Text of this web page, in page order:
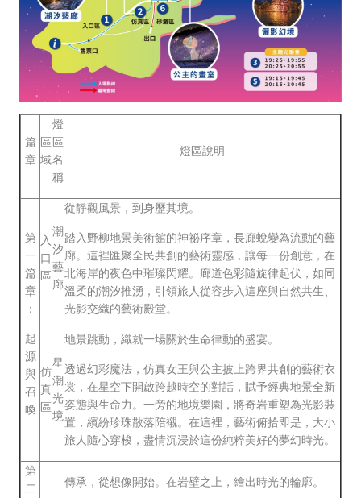
篇
章
區
域
燈
區
名
稱
燈區說明
第
一
篇
章
：
起
源
與
召
喚
入
口
區
潮
汐
藝
廊
從靜觀風景，到身歷其境。
踏入野柳地景美術館的神祕序章，長廊蛻變為流動的藝
廊。這裡匯聚全民共創的藝術靈感，讓每一份創意，在
北海岸的夜色中璀璨閃耀。廊道色彩隨旋律起伏，如同
溫柔的潮汐推湧，引領旅人從容步入這座與自然共生、
光影交織的藝術殿堂。
仿
真
區
星
潮
光
境
地景跳動，織就一場關於生命律動的盛宴。
透過幻彩魔法，仿真女王與公主披上跨界共創的藝術衣
裳，在星空下開啟跨越時空的對話，賦予經典地景全新
姿態與生命力。一旁的地境樂園，將奇岩重塑為光影裝
置，繽紛珍珠散落陪襯。在這裡，藝術俯拾即是，大小
旅人隨心穿梭，盡情沉浸於這份純粹美好的夢幻時光。
第
二
傳承，從想像開始。在岩壁之上，繪出時光的輪廓。